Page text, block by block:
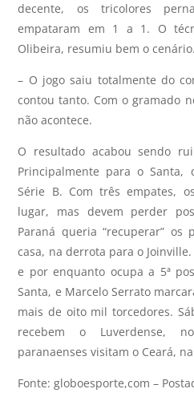
decente, os tricolores
empataram em 1 a 1. O
Olibeira, resumiu bem o cenário.
– O jogo saiu totalmente do
contou tanto. Com o gramado
não acontece.
O resultado acabou sendo
Principalmente para o Santa,
Série B. Com três empates,
lugar, mas devem perder
Paraná queria “recuperar”
casa, na derrota para o
e por enquanto ocupa a 5ª
Santa, e Marcelo Serrato
mais de oito mil torcedores.
recebem o Luverdense,
paranaenses visitam o Ceará,
Fonte: globoesporte,com –